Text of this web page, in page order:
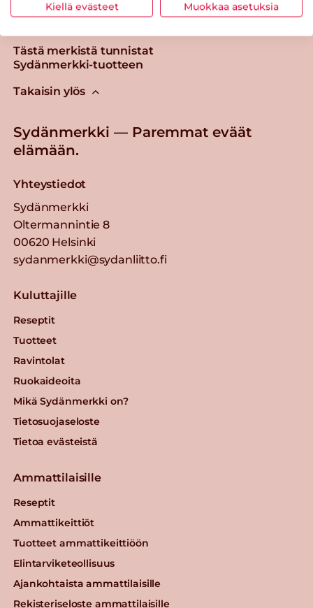
Tästä merkistä tunnistat
Sydänmerkki-tuotteen
Takaisin ylös
Sydänmerkki — Paremmat eväät
elämään.
Yhteystiedot
Sydänmerkki
Oltermannintie 8
00620 Helsinki
sydanmerkki@sydanliitto.fi
Kuluttajille
Reseptit
Tuotteet
Ravintolat
Ruokaideoita
Mikä Sydänmerkki on?
Tietosuojaseloste
Tietoa evästeistä
Ammattilaisille
Reseptit
Ammattikeittiöt
Tuotteet ammattikeittiöön
Elintarviketeollisuus
Ajankohtaista ammattilaisille
Rekisteriseloste ammattilaisille
Kiellä evästeet Muokkaa asetuksia